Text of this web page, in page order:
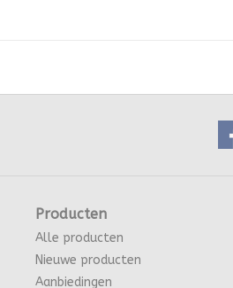
Producten
Alle producten
Nieuwe producten
Aanbiedingen